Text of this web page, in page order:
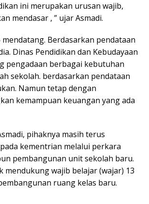
ini merupakan urusan wajib,
mendasar , ” ujar Asmadi.
mendatang. Berdasarkan pendataan
Dinas Pendidikan dan Kebudayaan
pengadaan berbagai kebutuhan
sekolah. berdasarkan pendataan
Namun tetap dengan
kemampuan keuangan yang ada
pihaknya masih terus
kementrian melalui perkara
pembangunan unit sekolah baru.
mendukung wajib belajar (wajar) 13
ruang kelas baru.